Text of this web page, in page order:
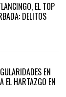
EL TOP
DELITOS
EN
EL HARTAZGO EN